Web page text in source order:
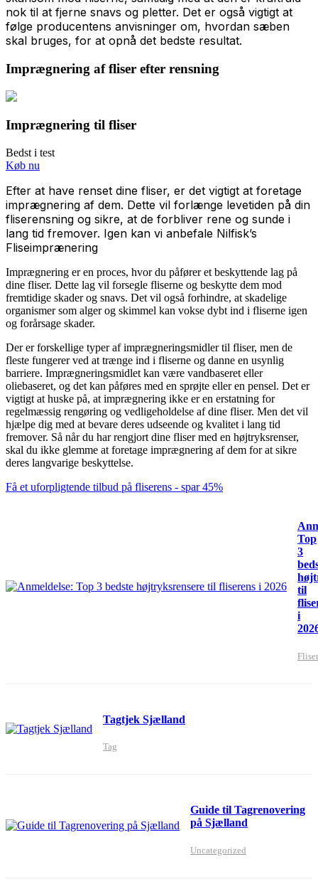
nok til at fjerne snavs og pletter. Det er også vigtigt at
følge producentens anvisninger om, hvordan sæben
skal bruges, for at opnå det bedste resultat.
Imprægnering af fliser efter rensning
Imprægnering til fliser
Bedst i test
Køb nu
Efter at have renset dine fliser, er det vigtigt at foretage
imprægnering af dem. Dette vil forlænge levetiden på din
fliserensning og sikre, at de forbliver rene og sunde i
lang tid fremover. Igen kan vi anbefale Nilfisk’s
Fliseimprænering
Imprægnering er en proces, hvor du påfører et beskyttende lag på
dine fliser. Dette lag vil forsegle fliserne og beskytte dem mod
fremtidige skader og snavs. Det vil også forhindre, at skadelige
organismer som alger og skimmel kan vokse dybt ind i fliserne igen
og forårsage skader.
Der er forskellige typer af imprægneringsmidler til fliser, men de
fleste fungerer ved at trænge ind i fliserne og danne en usynlig
barriere. Imprægneringsmidlet kan være vandbaseret eller
oliebaseret, og det kan påføres med en sprøjte eller en pensel. Det er
vigtigt at huske på, at imprægnering ikke er en erstatning for
regelmæssig rengøring og vedligeholdelse af dine fliser. Men det vil
hjælpe dig med at bevare deres udseende og kvalitet i lang tid
fremover. Så når du har rengjort dine fliser med en højtryksrenser,
skal du ikke glemme at foretage imprægnering af dem for at sikre
deres langvarige beskyttelse.
Få et uforpligtende tilbud på fliserens - spar 45%
Top
3
til
i
Tagtjek Sjælland
Tag
Guide til Tagrenovering
på Sjælland
Uncategorized